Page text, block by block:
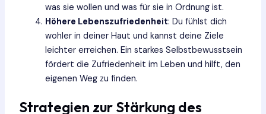
was sie wollen und was für sie in Ordnung ist.
Höhere Lebenszufriedenheit: Du fühlst dich
wohler in deiner Haut und kannst deine Ziele
leichter erreichen. Ein starkes Selbstbewusstsein
fördert die Zufriedenheit im Leben und hilft, den
eigenen Weg zu finden.
Strategien zur Stärkung des